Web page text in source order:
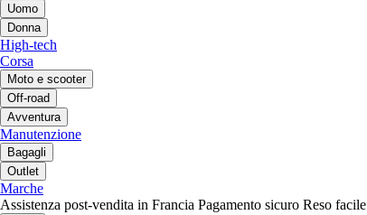
Uomo
Donna
High-tech
Corsa
Moto e scooter
Off-road
Avventura
Manutenzione
Bagagli
Outlet
Marche
Assistenza post-vendita in Francia Pagamento sicuro Reso facile